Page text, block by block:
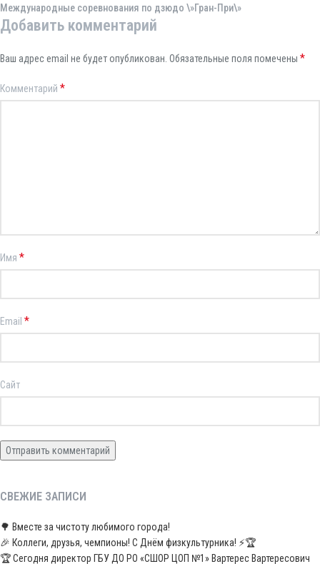
Международные соревнования по дзюдо \»Гран-При\»
Добавить комментарий
Ваш адрес email не будет опубликован. Обязательные поля помечены *
Комментарий *
Имя *
Email *
Сайт
СВЕЖИЕ ЗАПИСИ
🌳 Вместе за чистоту любимого города!
🎉 Коллеги, друзья, чемпионы! С Днём физкультурника! ⚡️🏆
🏆 Сегодня директор ГБУ ДО РО «СШОР ЦОП №1» Вартерес Вартересович